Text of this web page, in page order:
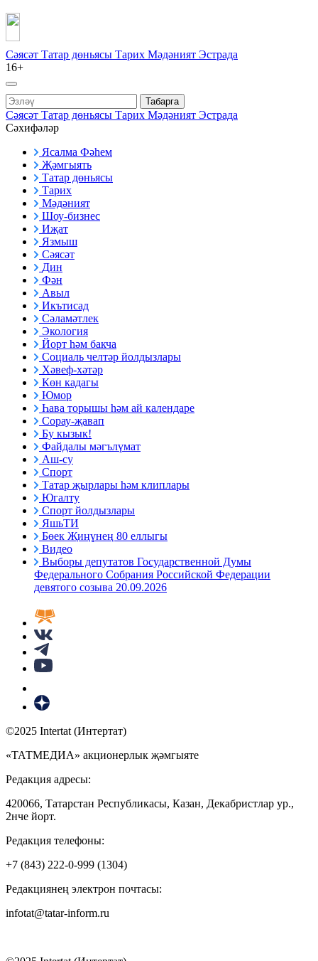
Сәясәт Татар дөньясы Тарих Мәдәният Эстрада
16+
Табарга
Сәясәт Татар дөньясы Тарих Мәдәният Эстрада
Сәхифәләр
Ясалма Фәһем
Җәмгыять
Татар дөньясы
Тарих
Мәдәният
Шоу-бизнес
Иҗат
Язмыш
Сәясәт
Дин
Фән
Авыл
Икътисад
Сәламәтлек
Экология
Йорт һәм бакча
Социаль челтәр йолдызлары
Хәвеф-хәтәр
Көн кадагы
Юмор
Һава торышы һәм ай календаре
Сорау-җавап
Бу кызык!
Файдалы мәгълүмат
Аш-су
Спорт
Татар җырлары һәм клиплары
Югалту
Спорт йолдызлары
ЯшьТИ
Бөек Җиңүнең 80 еллыгы
Видео
Выборы депутатов Государственной Думы
Федерального Собрания Российской Федерации
девятого созыва 20.09.2026
©2025 Intertat (Интертат)
«ТАТМЕДИА» акционерлык җәмгыяте
Редакция адресы:
420066, Татарстан Республикасы, Казан, Декабристлар ур.,
2нче йорт.
Редакция телефоны:
+7 (843) 222-0-999 (1304)
Редакциянең электрон почтасы:
infotat@tatar-inform.ru